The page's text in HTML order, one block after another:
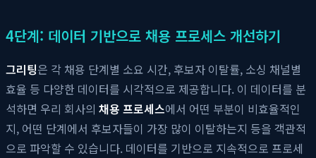
4단계: 데이터 기반으로 채용 프로세스 개선하기
그리팅은 각 채용 단계별 소요 시간, 후보자 이탈률, 소싱 채널별
효율 등 다양한 데이터를 시각적으로 제공합니다. 이 데이터를 분
석하면 우리 회사의 채용 프로세스에서 어떤 부분이 비효율적인
지, 어떤 단계에서 후보자들이 가장 많이 이탈하는지 등을 객관적
으로 파악할 수 있습니다. 데이터를 기반으로 지속적으로 프로세